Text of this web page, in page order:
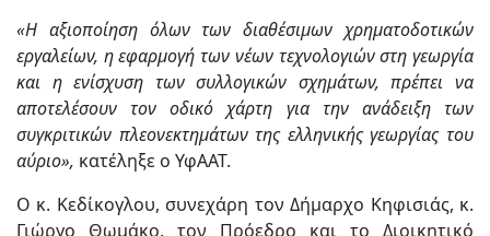
«Η αξιοποίηση όλων των διαθέσιμων χρηματοδοτικών
εργαλείων, η εφαρμογή των νέων τεχνολογιών στη γεωργία
και η ενίσχυση των συλλογικών σχημάτων, πρέπει να
αποτελέσουν τον οδικό χάρτη για την ανάδειξη των
συγκριτικών πλεονεκτημάτων της ελληνικής γεωργίας του
αύριο», κατέληξε ο ΥφΑΑΤ.
Ο κ. Κεδίκογλου, συνεχάρη τον Δήμαρχο Κηφισιάς, κ.
Γιώργο Θωμάκο, τον Πρόεδρο και το Διοικητικό